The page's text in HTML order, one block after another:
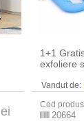
1+1
exfoliere
Vandut de:
Cod produs
20664